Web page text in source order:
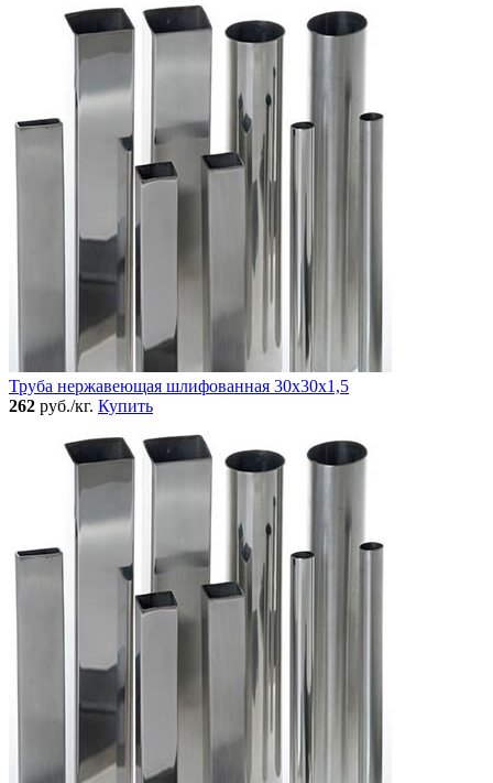
Труба нержавеющая шлифованная 30х30х1,5
262 руб./кг. Купить